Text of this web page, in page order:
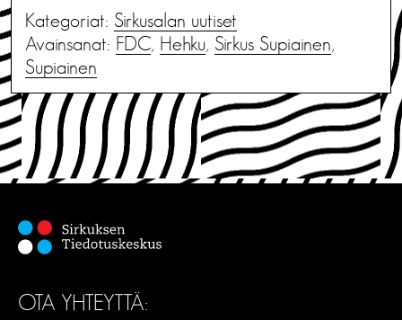
Kategoriat: Sirkusalan uutiset
Avainsanat: FDC, Hehku, Sirkus Supiainen,
Supiainen
OTA YHTEYTTÄ: